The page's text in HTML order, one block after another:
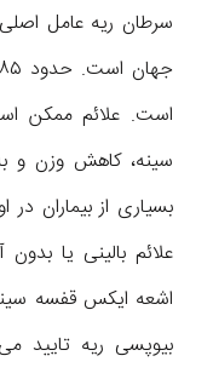
سرطان ریه عامل
است. علائم ممکن
سینه، کاهش وزن و
بسیاری از بیماران
علائم بالینی یا
اشعه ایکس قفسه
بیوپسی ریه تایید